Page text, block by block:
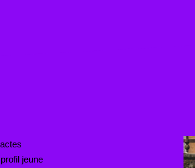
jeune